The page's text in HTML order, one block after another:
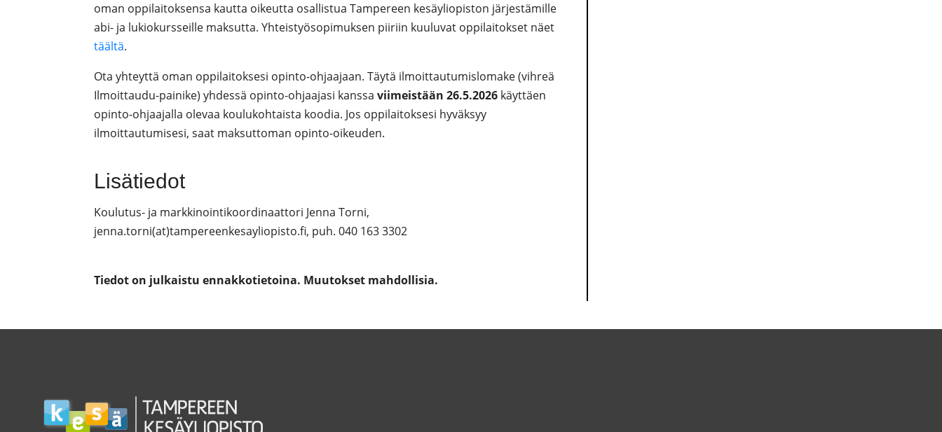
oman oppilaitoksensa kautta oikeutta osallistua Tampereen kesäyliopiston järjestämille
abi- ja lukiokursseille maksutta. Yhteistyösopimuksen piiriin kuuluvat oppilaitokset näet
täältä.
Ota yhteyttä oman oppilaitoksesi opinto-ohjaajaan. Täytä ilmoittautumislomake (vihreä
Ilmoittaudu-painike) yhdessä opinto-ohjaajasi kanssaviimeistään 26.5.2026 käyttäen
opinto-ohjaajalla olevaa koulukohtaista koodia. Jos oppilaitoksesi hyväksyy
ilmoittautumisesi, saat maksuttoman opinto-oikeuden.
Lisätiedot
Koulutus- ja markkinointikoordinaattori Jenna Torni,
jenna.torni(at)tampereenkesayliopisto.fi, puh. 040 163 3302
Tiedot on julkaistu ennakkotietoina. Muutokset mahdollisia.